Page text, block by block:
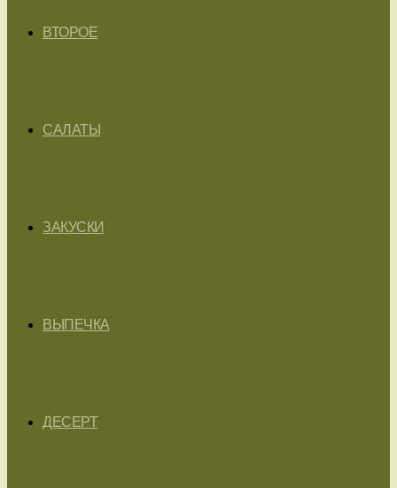
ВТОРОЕ
САЛАТЫ
ЗАКУСКИ
ВЫПЕЧКА
ДЕСЕРТ